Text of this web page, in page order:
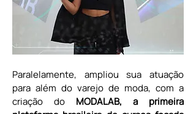
Paralelamente, ampliou sua atuação
para além do varejo de moda, com a
criação do MODALAB, a primeira